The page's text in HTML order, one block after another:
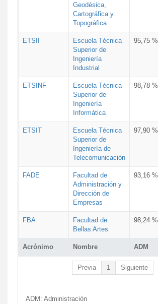
Acrónimo Nombre ADM
Geodésica,
Cartográfica y
Topográfica
ETSII
Escuela Técnica
Superior de
Ingeniería
Industrial
95,75 %
ETSINF
Escuela Técnica
Superior de
Ingeniería
Informática
98,78 %
ETSIT
Escuela Técnica
Superior de
Ingeniería de
Telecomunicación
97,90 %
FADE
Facultad de
Administración y
Dirección de
Empresas
93,16 %
FBA
Facultad de
Bellas Artes
98,24 %
Previa 1 Siguiente
ADM: Administración